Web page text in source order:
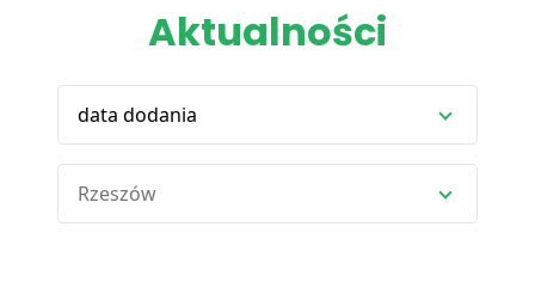
Aktualności
data dodania
Rzeszów